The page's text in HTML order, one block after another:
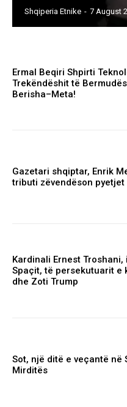
Shqiperia Etnike - 7 August
Ermal Beqiri Shpirti
Trekëndëshit të
Berisha–Meta!
Gazetari shqiptar, Enrik
tributi zëvendëson pyetjet
Kardinali Ernest
Spaçit, të persekutuarit e
dhe Zoti Trump
Sot, një ditë e veçantë në
Mirditës